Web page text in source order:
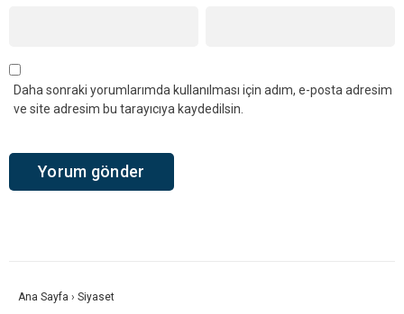
Daha sonraki yorumlarımda kullanılması için adım, e-posta adresim
ve site adresim bu tarayıcıya kaydedilsin.
Ana Sayfa › Siyaset